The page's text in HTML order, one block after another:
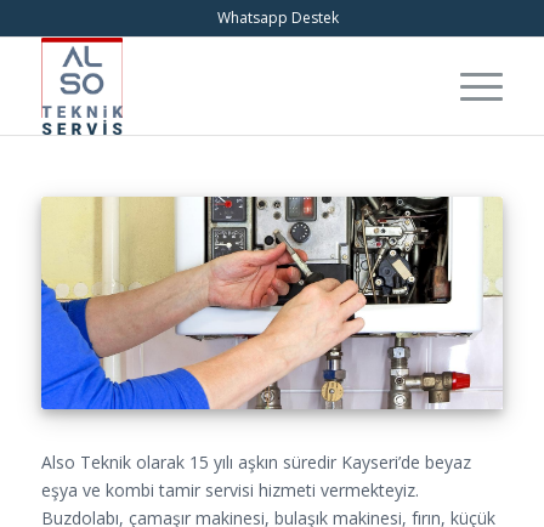
Whatsapp Destek
Also Teknik olarak 15 yılı aşkın süredir Kayseri’de beyaz
eşya ve kombi tamir servisi hizmeti vermekteyiz.
Buzdolabı, çamaşır makinesi, bulaşık makinesi, fırın, küçük